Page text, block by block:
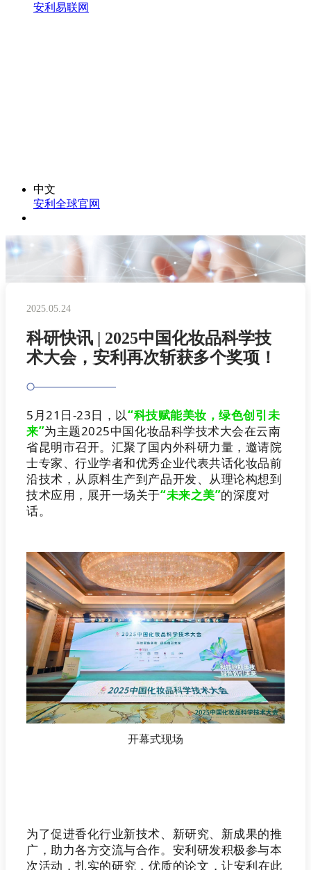
安利易联网
中文
安利全球官网
2025.05.24
科研快讯 | 2025中国化妆品科学技
术大会，安利再次斩获多个奖项！
5月21日-23日，以“科技赋能美妆，绿色创引未
来”为主题2025中国化妆品科学技术大会在云南
省昆明市召开。汇聚了国内外科研力量，邀请院
士专家、行业学者和优秀企业代表共话化妆品前
沿技术，从原料生产到产品开发、从理论构想到
技术应用，展开一场关于“未来之美”的深度对
话。
开幕式现场
为了促进香化行业新技术、新研究、新成果的推
广，助力各方交流与合作。安利研发积极参与本
次活动 ，扎实的研究， 优质的论文，让安利在此